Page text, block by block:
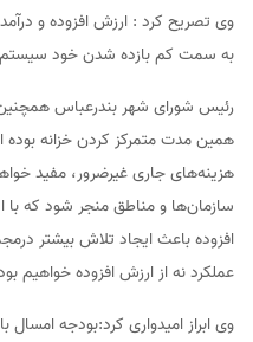
وی تصریح کرد : ارزش افزوده و
به سمت کم بازده شدن خود سیستم
رئیس شورای شهر بندرعباس
همین مدت متمرکز کردن خزانه
هزینه‌های جاری غیرضرور، مفید
سازمان‌ها و مناطق منجر شود که
افزوده باعث ایجاد تلاش بیشتر
عملکرد نه از ارزش افزوده خواهیم
وی ابراز امیدواری کرد:بودجه